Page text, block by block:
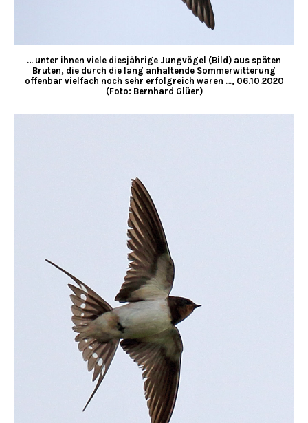
… unter ihnen viele diesjährige Jungvögel (Bild) aus späten
Bruten, die durch die lang anhaltende Sommerwitterung
offenbar vielfach noch sehr erfolgreich waren …, 06.10.2020
(Foto: Bernhard Glüer)